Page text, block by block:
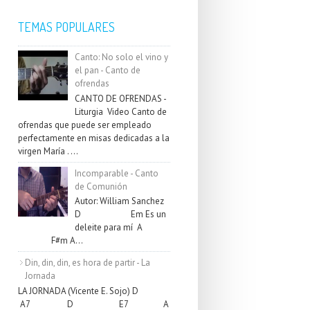
TEMAS POPULARES
Canto: No solo el vino y
el pan - Canto de
ofrendas
CANTO DE OFRENDAS -
Liturgia Video Canto de
ofrendas que puede ser empleado
perfectamente en misas dedicadas a la
virgen María . ...
Incomparable - Canto
de Comunión
Autor: William Sanchez
D Em Es un
deleite para mí A
F#m A...
Din, din, din, es hora de partir - La
Jornada
LA JORNADA (Vicente E. Sojo) D
A7 D E7 A